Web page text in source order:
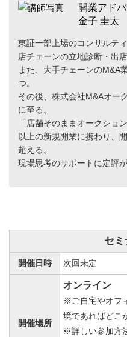
開業アド
金子 圭太
東証一部上場のコンサルテ
店チェーンの立地診断・出
また、大手チェーンのM&A
つ。
その後、株式会社M&Aオー
に至る。
「店舗そのままオークショ
以上の新規開業に携わり、
超える。
現場思考のサポートに定評
セ
開催日時 次回未定
開催場所
オンライン
※ご自宅やオフ
境であればどこ
※詳しい参加方